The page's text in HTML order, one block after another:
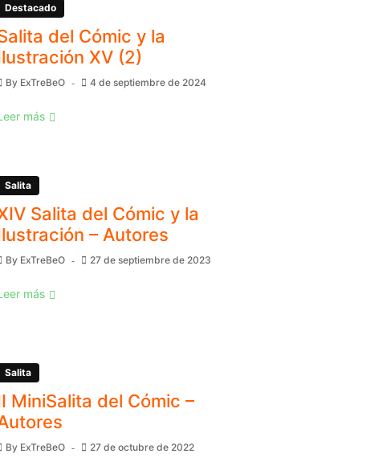
Destacado
del Cómic y la
XV (2)
By ExTreBeO 4 de septiembre de 2024
más
Salita
Salita del Cómic y la
– Autores
By ExTreBeO 27 de septiembre de 2023
más
Salita
MiniSalita del Cómic –
By ExTreBeO 27 de octubre de 2022